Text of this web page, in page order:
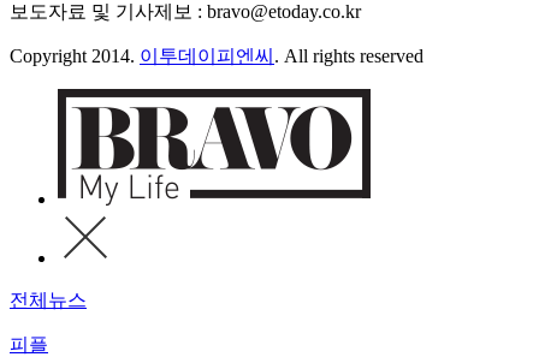
보도자료 및 기사제보 : bravo@etoday.co.kr
Copyright 2014. 이투데이피엔씨 . All rights reserved
전체뉴스
피플